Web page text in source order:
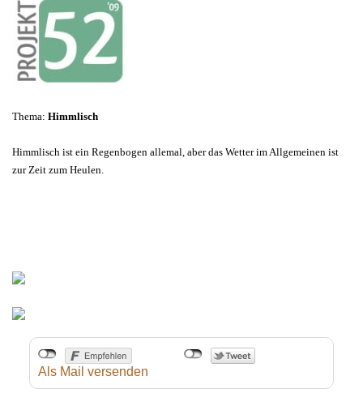
Thema: Himmlisch
Himmlisch ist ein Regenbogen allemal, aber das Wetter im Allgemeinen ist
zur Zeit zum Heulen.
Als Mail versenden